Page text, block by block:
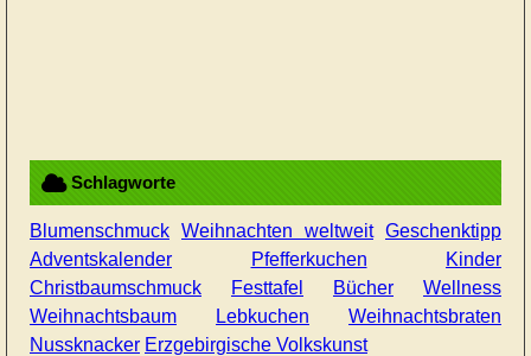
Schlagworte
Blumenschmuck Weihnachten weltweit Geschenktipp
Adventskalender
Pfefferkuchen
Kinder
Christbaumschmuck
Festtafel Bücher
Wellness
Weihnachtsbaum
Lebkuchen
Weihnachtsbraten
Nussknacker Erzgebirgische Volkskunst